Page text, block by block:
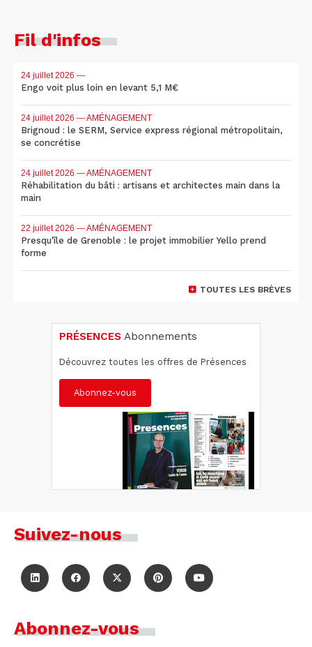
Fil d'infos
24 juillet 2026 —
Engo voit plus loin en levant 5,1 M€
24 juillet 2026 — AMÉNAGEMENT
Brignoud : le SERM, Service express régional métropolitain,
se concrétise
24 juillet 2026 — AMÉNAGEMENT
Réhabilitation du bâti : artisans et architectes main dans la
main
22 juillet 2026 — AMÉNAGEMENT
Presqu'île de Grenoble : le projet immobilier Yello prend
forme
TOUTES LES BRÈVES
PRÉSENCES Abonnements
Découvrez toutes les offres de Présences
Abonnez-vous
Suivez-nous
Abonnez-vous